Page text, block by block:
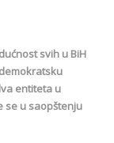
svih u BiH
entiteta u
se u saopštenju